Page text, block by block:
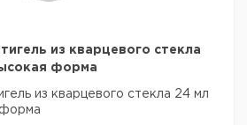
из кварцевого стекла
форма
из кварцевого стекла 24 мл